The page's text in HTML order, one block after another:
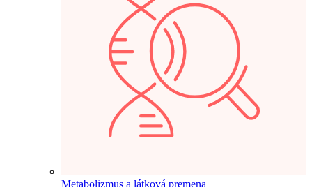
Metabolizmus a látková premena